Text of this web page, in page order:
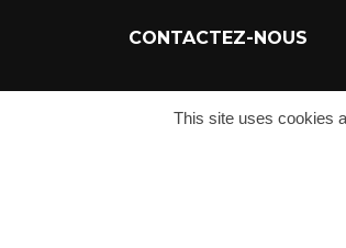
CONTACTEZ-NOUS
Magentiss - E-Boutique
This site uses cookies